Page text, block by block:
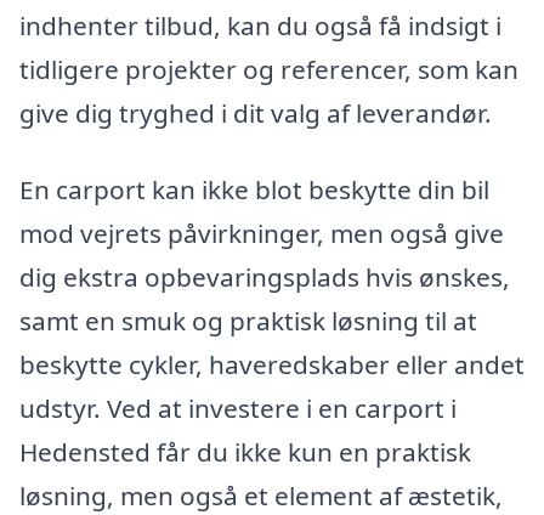
indhenter tilbud, kan du også få indsigt i
tidligere projekter og referencer, som kan
give dig tryghed i dit valg af leverandør.
En carport kan ikke blot beskytte din bil
mod vejrets påvirkninger, men også give
dig ekstra opbevaringsplads hvis ønskes,
samt en smuk og praktisk løsning til at
beskytte cykler, haveredskaber eller andet
udstyr. Ved at investere i en carport i
Hedensted får du ikke kun en praktisk
løsning, men også et element af æstetik,